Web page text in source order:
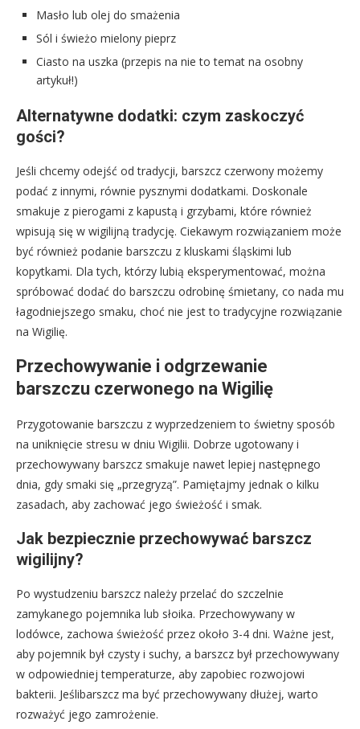
Masło lub olej do smażenia
Sól i świeżo mielony pieprz
Ciasto na uszka (przepis na nie to temat na osobny
artykuł!)
Alternatywne dodatki: czym zaskoczyć
gości?
Jeśli chcemy odejść od tradycji, barszcz czerwony możemy
podać z innymi, równie pysznymi dodatkami. Doskonale
smakuje z pierogami z kapustą i grzybami, które również
wpisują się w wigilijną tradycję. Ciekawym rozwiązaniem może
być również podanie barszczu z kluskami śląskimi lub
kopytkami. Dla tych, którzy lubią eksperymentować, można
spróbować dodać do barszczu odrobinę śmietany, co nada mu
łagodniejszego smaku, choć nie jest to tradycyjne rozwiązanie
na Wigilię.
Przechowywanie i odgrzewanie
barszczu czerwonego na Wigilię
Przygotowanie barszczu z wyprzedzeniem to świetny sposób
na uniknięcie stresu w dniu Wigilii. Dobrze ugotowany i
przechowywany barszcz smakuje nawet lepiej następnego
dnia, gdy smaki się „przegryzą”. Pamiętajmy jednak o kilku
zasadach, aby zachować jego świeżość i smak.
Jak bezpiecznie przechowywać barszcz
wigilijny?
Po wystudzeniu barszcz należy przelać do szczelnie
zamykanego pojemnika lub słoika. Przechowywany w
lodówce, zachowa świeżość przez około 3-4 dni. Ważne jest,
aby pojemnik był czysty i suchy, a barszcz był przechowywany
w odpowiedniej temperaturze, aby zapobiec rozwojowi
bakterii. Jeślibarszcz ma być przechowywany dłużej, warto
rozważyć jego zamrożenie.